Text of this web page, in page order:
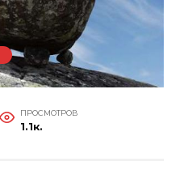
ПРОСМОТРОВ
1.1к.